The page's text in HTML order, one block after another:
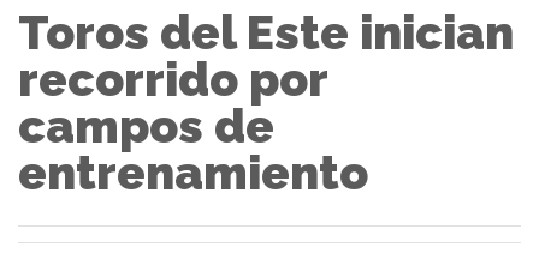
Toros del Este inician
recorrido por
campos de
entrenamiento